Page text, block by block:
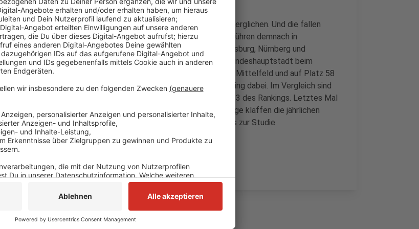
Es wurden die Gebühren der 100 größten Städte in Deutschland verglichen. Und die fallen
teilweise sehr unterschiedlich aus. Am teuersten sind die Müllgebühren demnach in
Leverkusen, Moers und Bergisch Gladbach. Am niedrigsten in Flensburg, Nürnberg und
Magdeburg. In Düsseldorf sind die Gebühren gesunken. Lag die Landeshauptstadt beim
letzten Vergleich vor drei Jahren auf Platz 84, hat sie es jetzt ins Mittelfeld und auf Platz 58
geschafft. Aus dem Kreis Mettmann ist nur Ratingen in dem Ranking dabei. Im Vergleich sind
die Müllgebühren dort recht moderat. Ratingen landet auf Platz 13 des Rankings. Letztes Mal
war es noch Platz 10. Dem Eigentümerverband Haus&Grund zufolge klaffen die jährlichen
Gebühren zum Teil um mehr als 600 Euro auseinander.
geht es zur Studie
Anzeige